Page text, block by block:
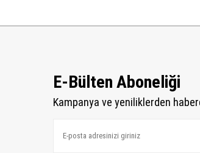
E-Bülten Aboneliği
Kampanya ve yeniliklerden